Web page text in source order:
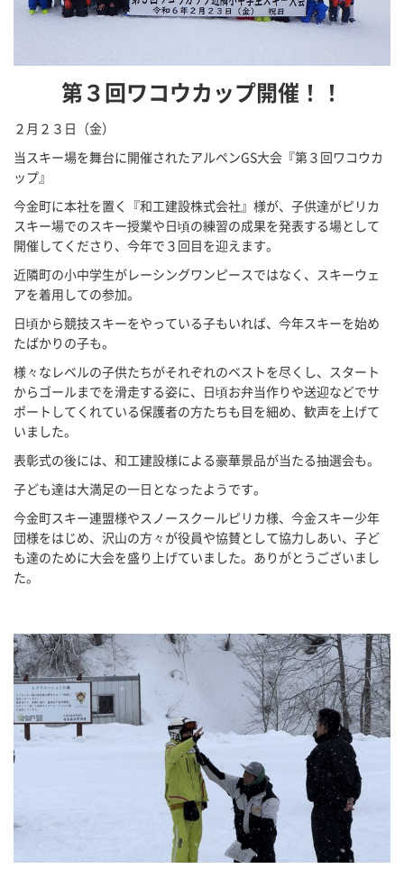
第３回ワコウカップ開催！！
２月２３日（金）
当スキー場を舞台に開催されたアルペンGS大会『第３回ワコウカ
ップ』
今金町に本社を置く『和工建設株式会社』様が、子供達がピリカ
スキー場でのスキー授業や日頃の練習の成果を発表する場として
開催してくださり、今年で３回目を迎えます。
近隣町の小中学生がレーシングワンピースではなく、スキーウェ
アを着用しての参加。
日頃から競技スキーをやっている子もいれば、今年スキーを始め
たばかりの子も。
様々なレベルの子供たちがそれぞれのベストを尽くし、スタート
からゴールまでを滑走する姿に、日頃お弁当作りや送迎などでサ
ポートしてくれている保護者の方たちも目を細め、歓声を上げて
いました。
表彰式の後には、和工建設様による豪華景品が当たる抽選会も。
子ども達は大満足の一日となったようです。
今金町スキー連盟様やスノースクールピリカ様、今金スキー少年
団様をはじめ、沢山の方々が役員や協賛として協力しあい、子ど
も達のために大会を盛り上げていました。ありがとうございまし
た。